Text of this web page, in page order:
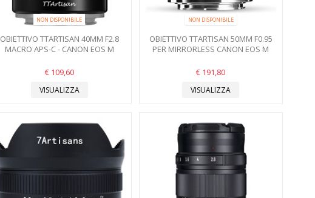
NON DISPONIBILE
OBIETTIVO TTARTISAN 40MM F2.8
MACRO APS-C - CANON EOS M
€ 109,60
VISUALIZZA
NON DISPONIBILE
OBIETTIVO TTARTISAN 50MM F0.95
PER MIRRORLESS CANON EOS M
€ 191,80
VISUALIZZA